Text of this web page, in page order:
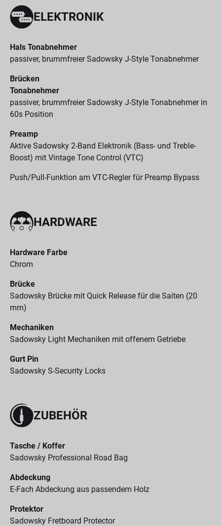
ELEKTRONIK
Hals Tonabnehmer
passiver, brummfreier Sadowsky J-Style Tonabnehmer
Brücken
Tonabnehmer
passiver, brummfreier Sadowsky J-Style Tonabnehmer in
60s Position
Preamp
Aktive Sadowsky 2-Band Elektronik (Bass- und Treble-
Boost) mit Vintage Tone Control (VTC)
Push/Pull-Funktion am VTC-Regler für Preamp Bypass
HARDWARE
Hardware Farbe
Chrom
Brücke
Sadowsky Brücke mit Quick Release für die Saiten (20
mm)
Mechaniken
Sadowsky Light Mechaniken mit offenem Getriebe
Gurt Pin
Sadowsky S-Security Locks
ZUBEHÖR
Tasche / Koffer
Sadowsky Professional Road Bag
Abdeckung
E-Fach Abdeckung aus passendem Holz
Protektor
Sadowsky Fretboard Protector